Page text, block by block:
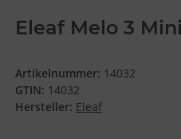
Eleaf Melo 3
Artikelnummer: 14032
GTIN: 14032
Hersteller: Eleaf